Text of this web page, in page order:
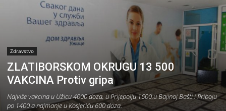
Zdravstvo
ZLATIBORSKOM OKRUGU 13 500
VAKCINA Protiv gripa
Najviše vakcina u Užicu 4000 doza, u Prijepolju 1600,u Bajinoj Bašti i Priboju
po 1400 a najmanje u Kosjeriću 600 doza.